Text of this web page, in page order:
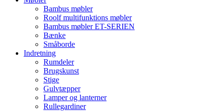
Bambus møbler
Roolf multifunktions møbler
Bambus møbler ET-SERIEN
Bænke
Småborde
Indretning
Rumdeler
Brugskunst
Stige
Gulvtæpper
Lamper og lanterner
Rullegardiner